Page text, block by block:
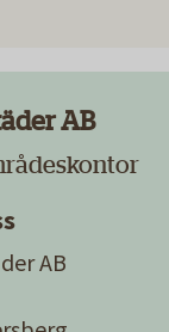
AB
AB